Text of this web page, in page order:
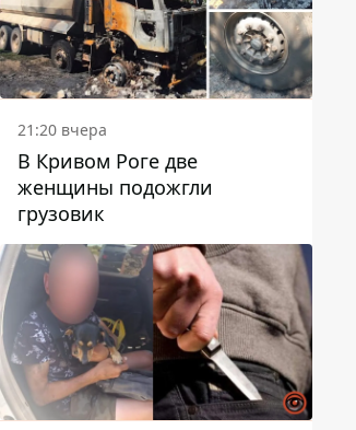
21:20 вчера
В Кривом Роге две
женщины подожгли
грузовик